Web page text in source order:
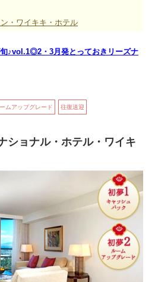
・ワイキキ・ホテル
♪vol.1◎2・3月発とっておきリーズナ
ムアップグレード 往復送迎
ショナル・ホテル・ワイキ